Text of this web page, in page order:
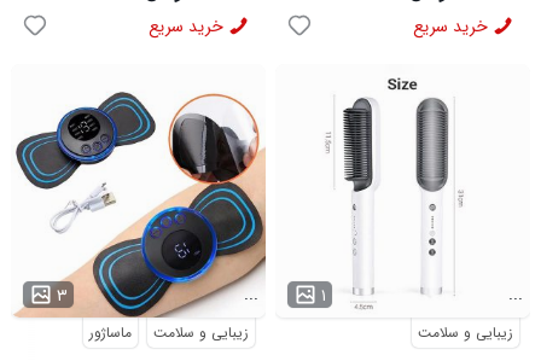
خرید سریع خرید سریع
۳ ...
زیبایی و سلامت ماساژور
۱ ...
زیبایی و سلامت